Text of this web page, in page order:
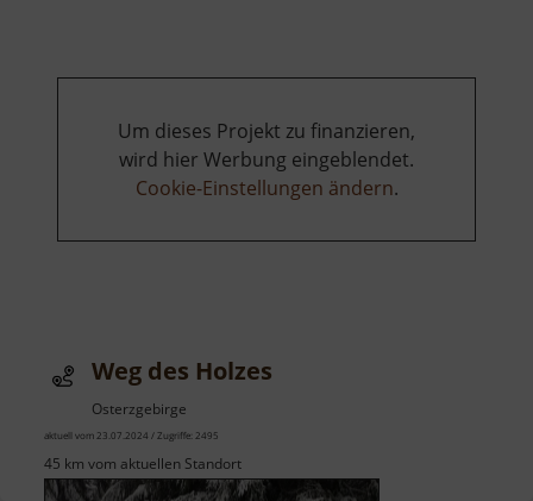
Um dieses Projekt zu finanzieren,
wird hier Werbung eingeblendet.
Cookie-Einstellungen ändern.
Weg des Holzes
Osterzgebirge
aktuell vom 23.07.2024 / Zugriffe: 2495
45 km vom aktuellen Standort